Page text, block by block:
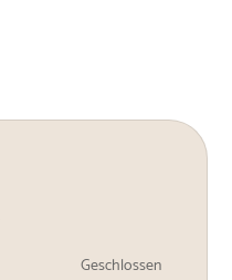
Geschlossen